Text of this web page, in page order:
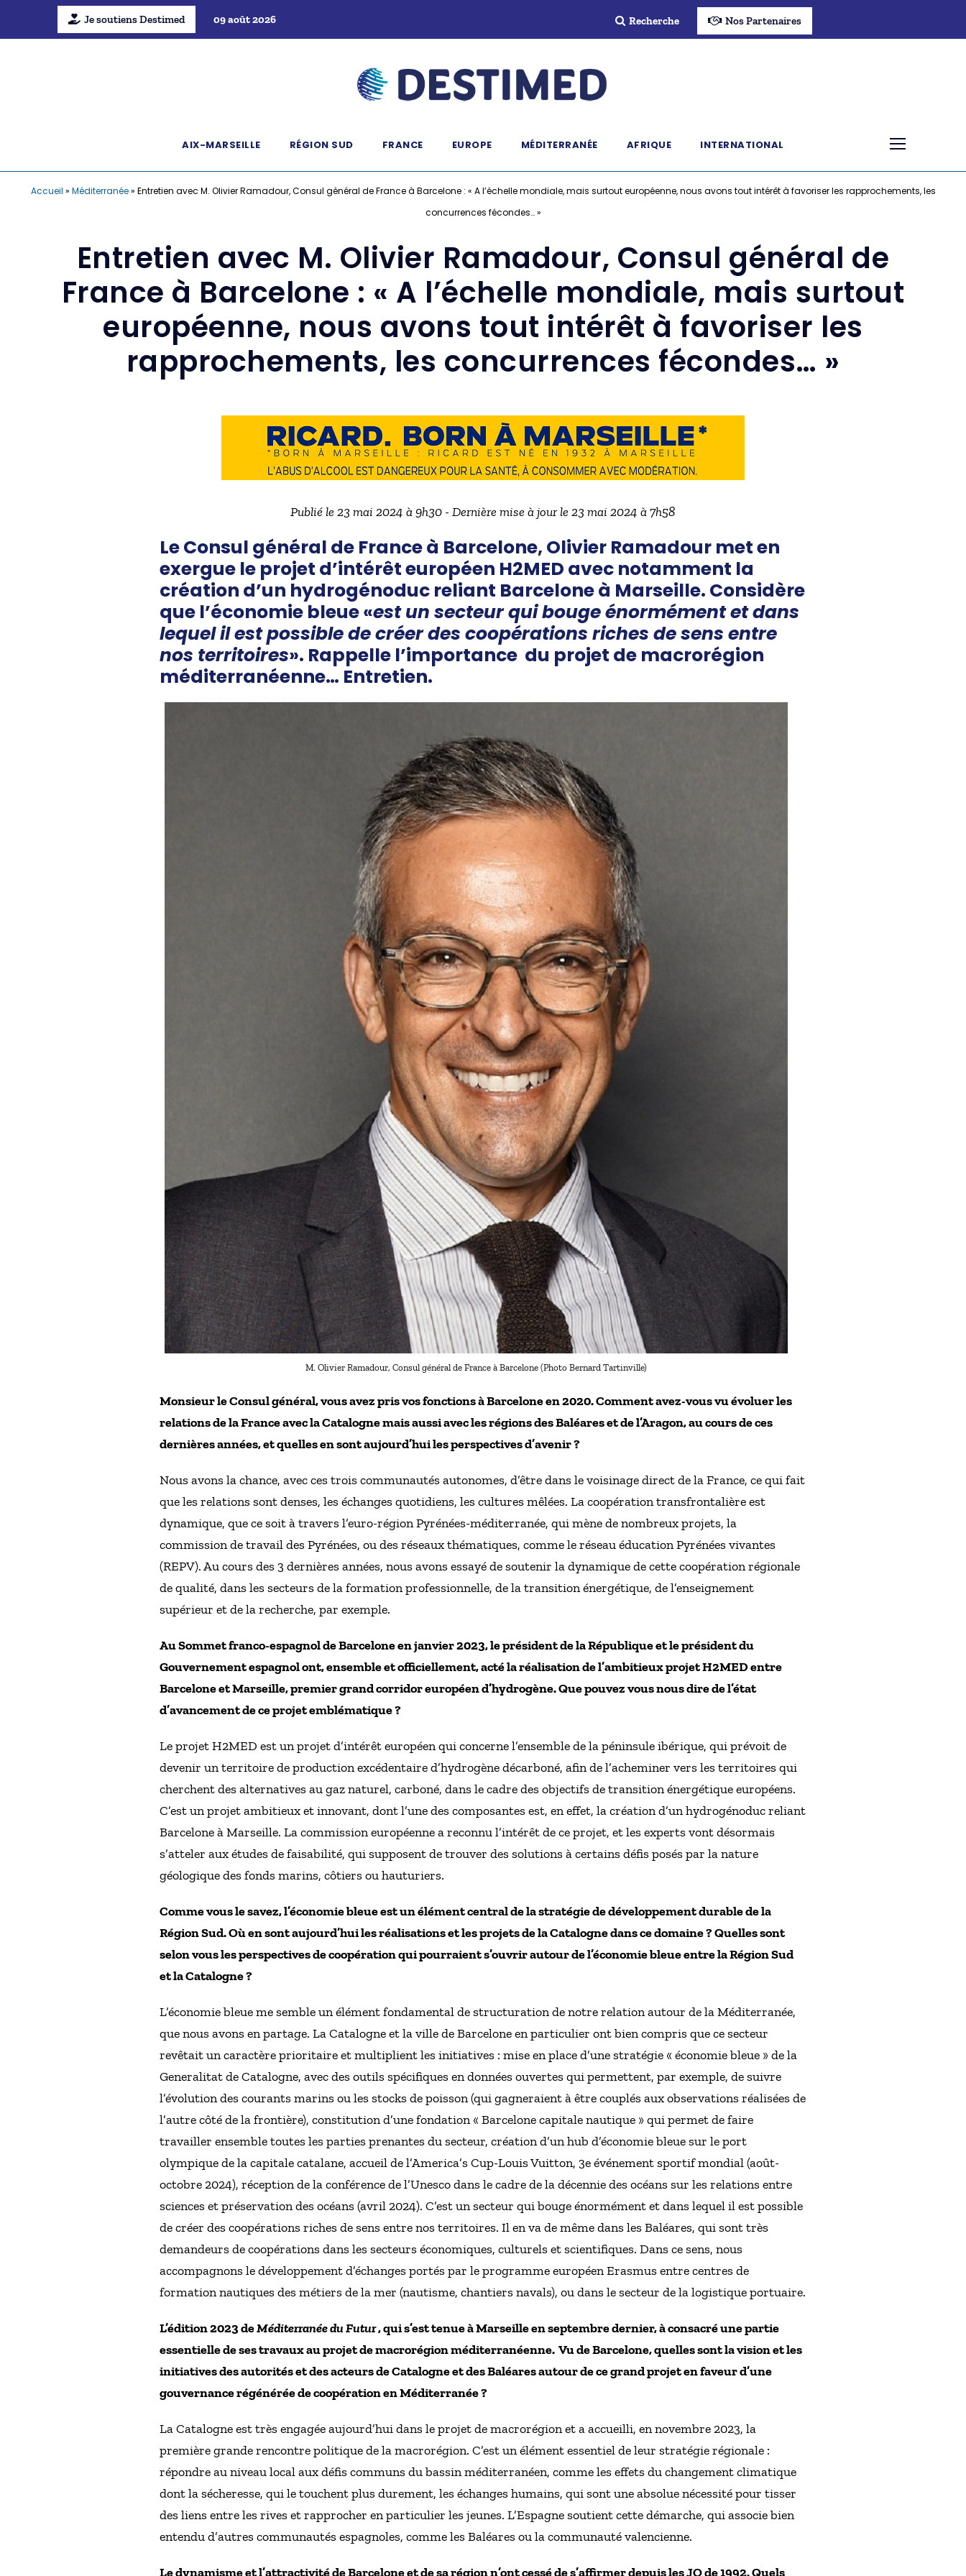
Je soutiens Destimed 09 août 2026 Recherche Nos Partenaires
AIX-MARSEILLE RÉGION SUD FRANCE EUROPE MÉDITERRANÉE AFRIQUE INTERNATIONAL
Accueil » Méditerranée» Entretien avec M. Olivier Ramadour, Consul général de France à Barcelone : « A l’échelle mondiale, mais surtout européenne, nous avons tout intérêt à favoriser les rapprochements, les
concurrences fécondes… »
Entretien avec M. Olivier Ramadour, Consul général de
France à Barcelone : « A l’échelle mondiale, mais surtout
européenne, nous avons tout intérêt à favoriser les
rapprochements, les concurrences fécondes… »
Publié le 23 mai 2024 à 9h30 - Dernière mise à jour le 23 mai 2024 à 7h58
Le Consul général de France à Barcelone, Olivier Ramadour met en
exergue le projet d’intérêt européen H2MED avec notamment la
création d’un hydrogénoduc reliant Barcelone à Marseille. Considère
que l’économie bleue «est un secteur qui bouge énormément et dans
lequel il est possible de créer des coopérations riches de sens entre
nos territoires». Rappelle l’importance du projet de macrorégion
méditerranéenne… Entretien.
M. Olivier Ramadour, Consul général de France à Barcelone (Photo Bernard Tartinville)
Monsieur le Consul général, vous avez pris vos fonctions à Barcelone en 2020. Comment avez-vous vu évoluer les
relations de la France avec la Catalogne mais aussi avec les régions des Baléares et de l’Aragon, au cours de ces
dernières années, et quelles en sont aujourd’hui les perspectives d’avenir ?
Nous avons la chance, avec ces trois communautés autonomes, d’être dans le voisinage direct de la France, ce qui fait
que les relations sont denses, les échanges quotidiens, les cultures mêlées. La coopération transfrontalière est
dynamique, que ce soit à travers l’euro-région Pyrénées-méditerranée, qui mène de nombreux projets, la
commission de travail des Pyrénées, ou des réseaux thématiques, comme le réseau éducation Pyrénées vivantes
(REPV). Au cours des 3 dernières années, nous avons essayé de soutenir la dynamique de cette coopération régionale
de qualité, dans les secteurs de la formation professionnelle, de la transition énergétique, de l’enseignement
supérieur et de la recherche, par exemple.
Au Sommet franco-espagnol de Barcelone en janvier 2023, le président de la République et le président du
Gouvernement espagnol ont, ensemble et officiellement, acté la réalisation de l’ambitieux projet H2MED entre
Barcelone et Marseille, premier grand corridor européen d’hydrogène. Que pouvez vous nous dire de l’état
d’avancement de ce projet emblématique ?
Le projet H2MED est un projet d’intérêt européen qui concerne l’ensemble de la péninsule ibérique, qui prévoit de
devenir un territoire de production excédentaire d’hydrogène décarboné, afin de l’acheminer vers les territoires qui
cherchent des alternatives au gaz naturel, carboné, dans le cadre des objectifs de transition énergétique européens.
C’est un projet ambitieux et innovant, dont l’une des composantes est, en effet, la création d’un hydrogénoduc reliant
Barcelone à Marseille. La commission européenne a reconnu l’intérêt de ce projet, et les experts vont désormais
s’atteler aux études de faisabilité, qui supposent de trouver des solutions à certains défis posés par la nature
géologique des fonds marins, côtiers ou hauturiers.
Comme vous le savez, l’économie bleue est un élément central de la stratégie de développement durable de la
Région Sud. Où en sont aujourd’hui les réalisations et les projets de la Catalogne dans ce domaine ? Quelles sont
selon vous les perspectives de coopération qui pourraient s’ouvrir autour de l’économie bleue entre la Région Sud
et la Catalogne ?
L’économie bleue me semble un élément fondamental de structuration de notre relation autour de la Méditerranée,
que nous avons en partage. La Catalogne et la ville de Barcelone en particulier ont bien compris que ce secteur
revêtait un caractère prioritaire et multiplient les initiatives : mise en place d’une stratégie « économie bleue » de la
Generalitat de Catalogne, avec des outils spécifiques en données ouvertes qui permettent, par exemple, de suivre
l’évolution des courants marins ou les stocks de poisson (qui gagneraient à être couplés aux observations réalisées de
l’autre côté de la frontière), constitution d’une fondation « Barcelone capitale nautique » qui permet de faire
travailler ensemble toutes les parties prenantes du secteur, création d’un hub d’économie bleue sur le port
olympique de la capitale catalane, accueil de l’America’s Cup-Louis Vuitton, 3e événement sportif mondial (août-
octobre 2024), réception de la conférence de l’Unesco dans le cadre de la décennie des océans sur les relations entre
sciences et préservation des océans (avril 2024). C’est un secteur qui bouge énormément et dans lequel il est possible
de créer des coopérations riches de sens entre nos territoires. Il en va de même dans les Baléares, qui sont très
demandeurs de coopérations dans les secteurs économiques, culturels et scientifiques. Dans ce sens, nous
accompagnons le développement d’échanges portés par le programme européen Erasmus entre centres de
formation nautiques des métiers de la mer (nautisme, chantiers navals), ou dans le secteur de la logistique portuaire.
L’édition 2023 deMéditerranée du Futur, qui s’est tenue à Marseille en septembre dernier, à consacré une partie
essentielle de ses travaux au projet de macrorégion méditerranéenne. Vu de Barcelone, quelles sont la vision et les
initiatives des autorités et des acteurs de Catalogne et des Baléares autour de ce grand projet en faveur d’une
gouvernance régénérée de coopération en Méditerranée ?
La Catalogne est très engagée aujourd’hui dans le projet de macrorégion et a accueilli, en novembre 2023, la
première grande rencontre politique de la macrorégion. C’est un élément essentiel de leur stratégie régionale :
répondre au niveau local aux défis communs du bassin méditerranéen, comme les effets du changement climatique
dont la sécheresse, qui le touchent plus durement, les échanges humains, qui sont une absolue nécessité pour tisser
des liens entre les rives et rapprocher en particulier les jeunes. L’Espagne soutient cette démarche, qui associe bien
entendu d’autres communautés espagnoles, comme les Baléares ou la communauté valencienne.
Le dynamisme et l’attractivité de Barcelone et de sa région n’ont cessé de s’affirmer depuis les JO de 1992. Quels